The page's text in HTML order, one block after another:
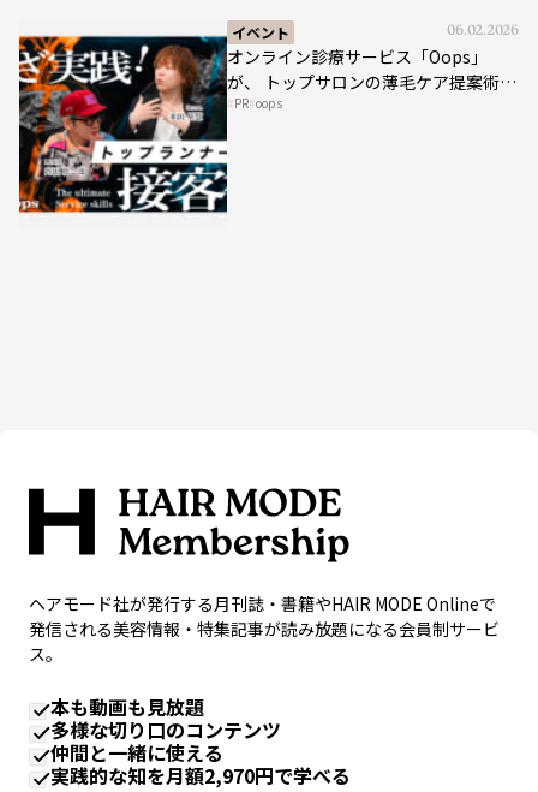
イベント 06.02.2026
オンライン診療サービス「Oops」
が、 トップサロンの薄毛ケア提案術を
HAIRCAMPで公開！
PR oops
ヘアモード社が発行する月刊誌・書籍やHAIR MODE Onlineで
発信される美容情報・特集記事が読み放題になる会員制サービ
ス。
本も動画も見放題
多様な切り口のコンテンツ
仲間と一緒に使える
実践的な知を月額2,970円で学べる